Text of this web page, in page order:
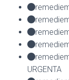
URGENTA